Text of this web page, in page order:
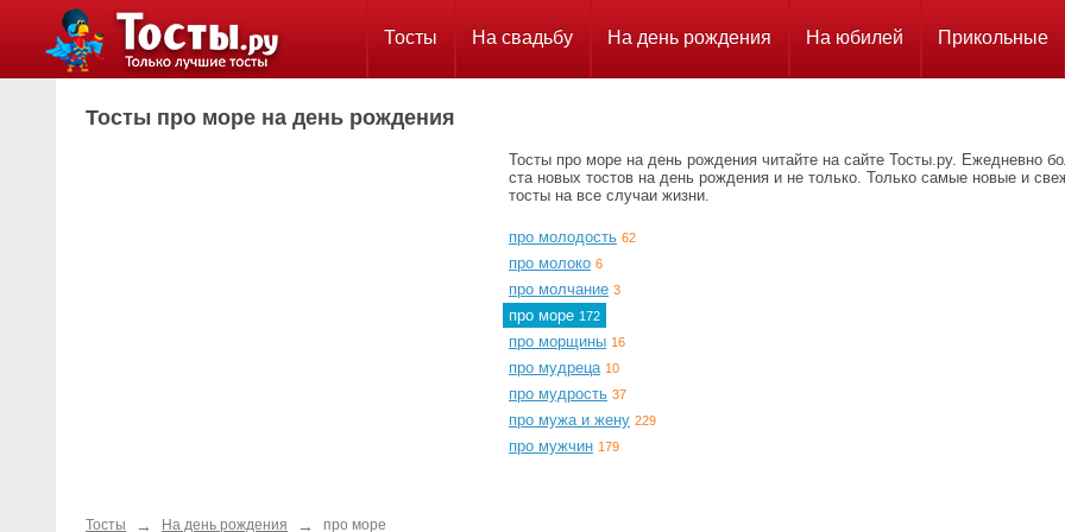
Тосты На свадьбу На день рождения На юбилей Прикольные
Тосты про море на день рождения
Тосты про море на день рождения читайте на сайте Тосты.ру. Ежедневно
ста новых тостов на день рождения и не только. Только самые новые и
тосты на все случаи жизни.
про молодость 62
про молоко 6
про молчание 3
про море 172
про морщины 16
про мудреца 10
про мудрость 37
про мужа и жену 229
про мужчин 179
Тосты → На день рождения → про море